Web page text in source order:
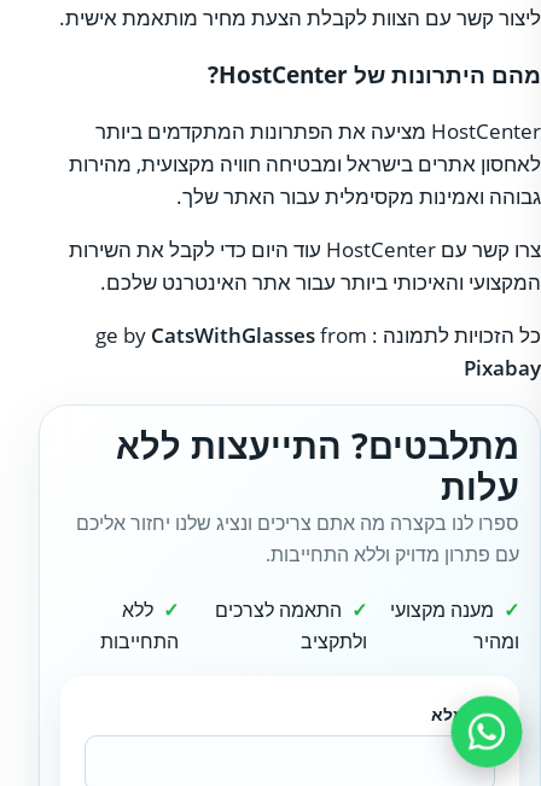
ליצור קשר עם הצוות לקבלת הצעת מחיר מותאמת אישית.
מהם היתרונות של HostCenter?
HostCenter מציעה את הפתרונות המתקדמים ביותר
לאחסון אתרים בישראל ומבטיחה חוויה מקצועית, מהירות
גבוהה ואמינות מקסימלית עבור האתר שלך.
צרו קשר עם HostCenter עוד היום כדי לקבל את השירות
המקצועי והאיכותי ביותר עבור אתר האינטרנט שלכם.​
כל הזכויות לתמונה : ge by
CatsWithGlassesfrom
Pixabay
מתלבטים? התייעצות ללא
עלות
ספרו לנו בקצרה מה אתם צריכים ונציג שלנו יחזור אליכם
עם פתרון מדויק וללא התחייבות.
מענה מקצועי
ומהיר
התאמה לצרכים
ולתקציב
ללא
התחייבות
שם מלא